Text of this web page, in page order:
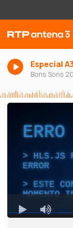
Especial
Bons Sons